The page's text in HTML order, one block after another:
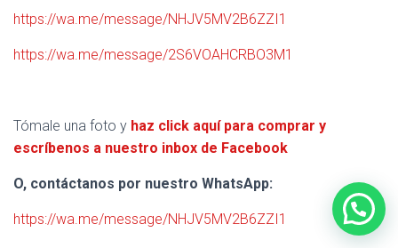
https://wa.me/message/NHJV5MV2B6ZZI1
https://wa.me/message/2S6VOAHCRBO3M1
Tómale una foto y haz click aquí para comprar y
escríbenos a nuestro inbox de Facebook
O, contáctanos por nuestro WhatsApp:
https://wa.me/message/NHJV5MV2B6ZZI1